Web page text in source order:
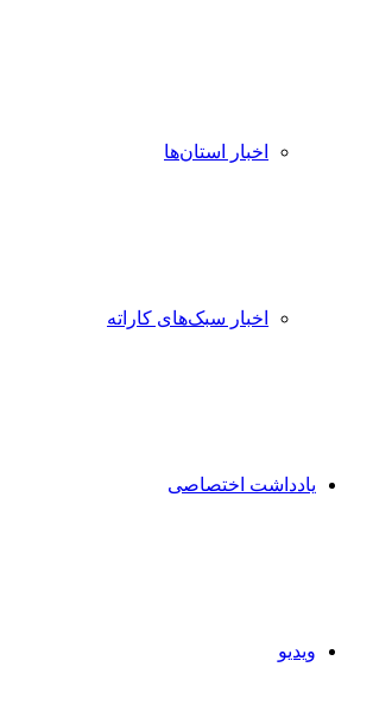
اخبار استان‌ها
اخبار سبک‌های کاراته
یادداشت اختصاصی
ویدیو